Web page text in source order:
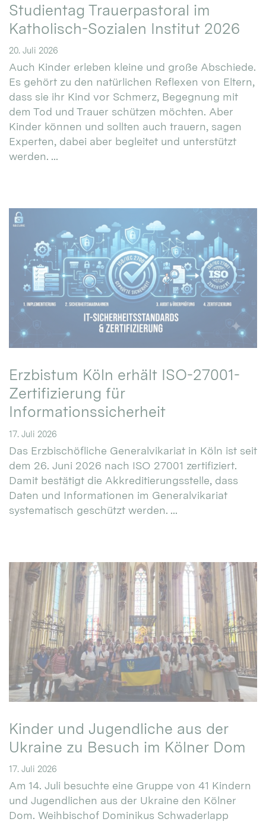
Studientag Trauerpastoral im
Katholisch-Sozialen Institut 2026
20. Juli 2026
Auch Kinder erleben kleine und große Abschiede.
Es gehört zu den natürlichen Reflexen von Eltern,
dass sie ihr Kind vor Schmerz, Begegnung mit
dem Tod und Trauer schützen möchten. Aber
Kinder können und sollten auch trauern, sagen
Experten, dabei aber begleitet und unterstützt
werden. ...
Erzbistum Köln erhält ISO-27001-
Zertifizierung für
Informationssicherheit
17. Juli 2026
Das Erzbischöfliche Generalvikariat in Köln ist seit
dem 26. Juni 2026 nach ISO 27001 zertifiziert.
Damit bestätigt die Akkreditierungsstelle, dass
Daten und Informationen im Generalvikariat
systematisch geschützt werden. ...
Kinder und Jugendliche aus der
Ukraine zu Besuch im Kölner Dom
17. Juli 2026
Am 14. Juli besuchte eine Gruppe von 41 Kindern
und Jugendlichen aus der Ukraine den Kölner
Dom. Weihbischof Dominikus Schwaderlapp